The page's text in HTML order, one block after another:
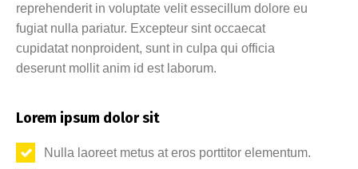
reprehenderit in voluptate velit essecillum dolore eu
fugiat nulla pariatur. Excepteur sint occaecat
cupidatat nonproident, sunt in culpa qui officia
deserunt mollit anim id est laborum.
Lorem ipsum dolor sit
Nulla laoreet metus at eros porttitor elementum.